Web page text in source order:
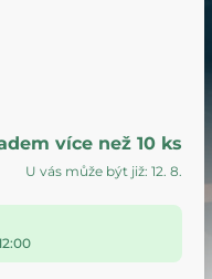
více než 10 ks
U vás může být již: 12. 8.